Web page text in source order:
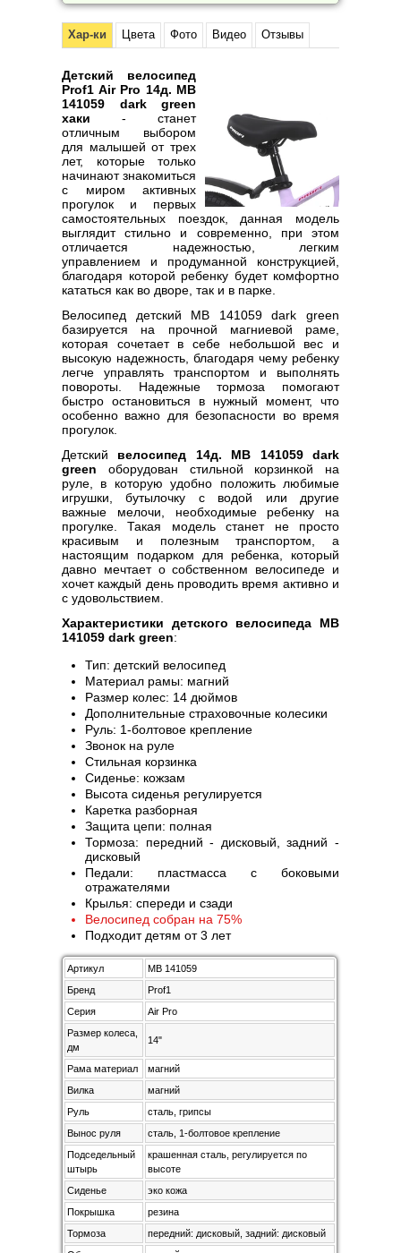
Хар-ки Цвета Фото Видео Отзывы
Детский велосипед
Prof1 Air Pro 14д. MB
141059 dark green
хаки - станет
отличным выбором
для малышей от трех
лет, которые только
начинают знакомиться
с миром активных
прогулок и первых
самостоятельных поездок, данная модель
выглядит стильно и современно, при этом
отличается надежностью, легким
управлением и продуманной конструкцией,
благодаря которой ребенку будет комфортно
кататься как во дворе, так и в парке.
Велосипед детский MB 141059 dark green
базируется на прочной магниевой раме,
которая сочетает в себе небольшой вес и
высокую надежность, благодаря чему ребенку
легче управлять транспортом и выполнять
повороты. Надежные тормоза помогают
быстро остановиться в нужный момент, что
особенно важно для безопасности во время
прогулок.
Детский велосипед 14д. MB 141059 dark
green оборудован стильной корзинкой на
руле, в которую удобно положить любимые
игрушки, бутылочку с водой или другие
важные мелочи, необходимые ребенку на
прогулке. Такая модель станет не просто
красивым и полезным транспортом, а
настоящим подарком для ребенка, который
давно мечтает о собственном велосипеде и
хочет каждый день проводить время активно и
с удовольствием.
Характеристики детского велосипеда MB
141059 dark green:
Тип: детский велосипед
Материал рамы: магний
Размер колес: 14 дюймов
Дополнительные страховочные колесики
Руль: 1-болтовое крепление
Звонок на руле
Стильная корзинка
Сиденье: кожзам
Высота сиденья регулируется
Каретка разборная
Защита цепи: полная
Тормоза: передний - дисковый, задний -
дисковый
Педали: пластмасса с боковыми
отражателями
Крылья: спереди и сзади
Велосипед собран на 75%
Подходит детям от 3 лет
Артикул
MB 141059
Бренд
Prof1
Серия
Air Pro
Размер колеса,
дм
14"
Рама материал
магний
Вилка
магний
Руль
сталь, грипсы
Вынос руля
сталь, 1-болтовое крепление
Подседельный
штырь
крашенная сталь, регулируется по
высоте
Сиденье
эко кожа
Покрышка
резина
Тормоза
передний: дисковый, задний: дисковый